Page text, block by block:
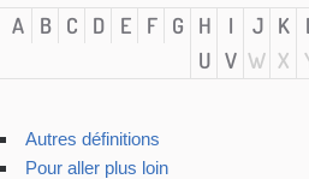
A B C D E F G H I J K
U V W X
Autres définitions
Pour aller plus loin